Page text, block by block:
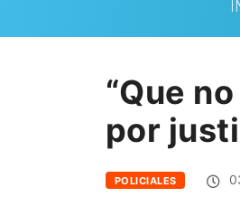
“Que
por
POLICIALES